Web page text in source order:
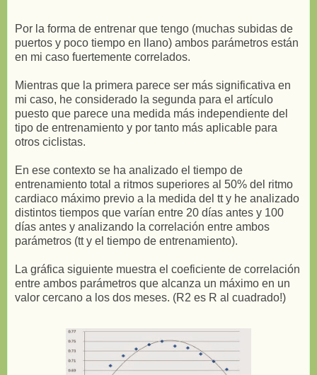
Por la forma de entrenar que tengo (muchas subidas de
puertos y poco tiempo en llano) ambos parámetros están
en mi caso fuertemente correlados.
Mientras que la primera parece ser más significativa en
mi caso, he considerado la segunda para el artículo
puesto que parece una medida más independiente del
tipo de entrenamiento y por tanto más aplicable para
otros ciclistas.
En ese contexto se ha analizado el tiempo de
entrenamiento total a ritmos superiores al 50% del ritmo
cardiaco máximo previo a la medida del tt y he analizado
distintos tiempos que varían entre 20 días antes y 100
días antes y analizando la correlación entre ambos
parámetros (tt y el tiempo de entrenamiento).
La gráfica siguiente muestra el coeficiente de correlación
entre ambos parámetros que alcanza un máximo en un
valor cercano a los dos meses. (R2 es R al cuadrado!)